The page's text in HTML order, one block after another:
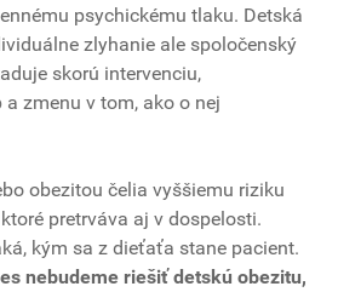
psychickému tlaku. Detská
zlyhanie ale spoločenský
skorú intervenciu,
zmenu v tom, ako o nej
obezitou čelia vyššiemu riziku
pretrváva aj v dospelosti.
kým sa z dieťaťa stane pacient.
nebudeme riešiť detskú obezitu,